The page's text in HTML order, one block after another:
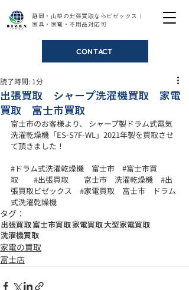
静岡・山梨の出張買取ならビゼックス｜
家具・家電・不用品対応可
CONTACT
出張買取 シャープ洗濯機買取 家電
買取 富士市買取
読了時間: 1分
富士市のお客様より、 シャープ製ドラム式電気
洗濯乾燥機「ES-S7F-WL」2021年製を買取させ
て頂きました！
#ドラム式洗濯乾燥機 富士市 #富士市買
取
#出張買取 富士市　洗濯乾燥機 #出
張買取ビゼックス
#家電買取 富士市　ドラム
式洗濯乾燥機
タグ：
出張買取 富士市買取 家電買取大型家電買取
洗濯機買取
家電の買取
富士店